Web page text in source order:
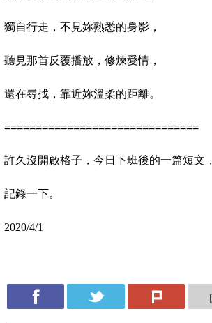
獨自行走，不見妳熟悉的身影，
聽見那首反覆播放，修煉愛情，
還在尋找，靠近妳溫柔的距離。
===============================
許久沒開啟格子，今日下班後的一篇短文，
記錄一下。
2020/4/1